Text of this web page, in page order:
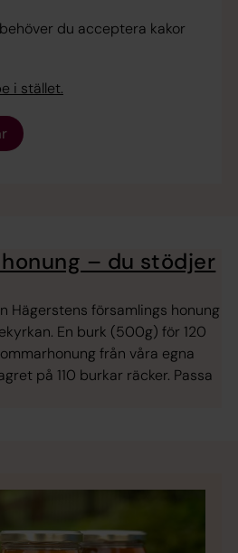
du acceptera kakor
i stället.
– du stödjer
Hägerstens församlings honung
En burk (500g) för 120
från våra egna
på 110 burkar räcker. Passa